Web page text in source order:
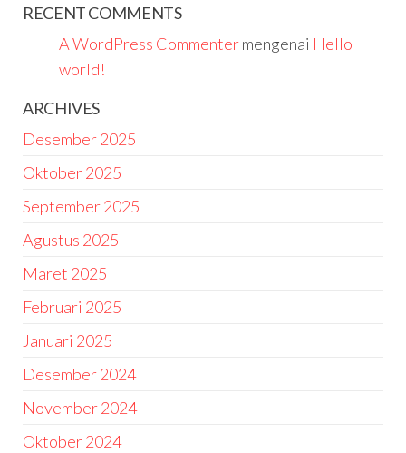
RECENT COMMENTS
A WordPress Commentermengenai Hello
world!
ARCHIVES
Desember 2025
Oktober 2025
September 2025
Agustus 2025
Maret 2025
Februari 2025
Januari 2025
Desember 2024
November 2024
Oktober 2024